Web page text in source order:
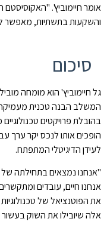
אומר חיימוביץ'. "האקוסיסטם
והשקעות בתשתיות, מאפשר
סיכום
המשלב הבנה טכנית מעמיקה
בהובלת פרויקטים
הופכים אותו לנכס יקר ערך
לעידן הדיגיטלי המתפתח.
"אנחנו נמצאים בתחילתה
אנחנו חיים, עובדים
אלה שיובילו את השוק